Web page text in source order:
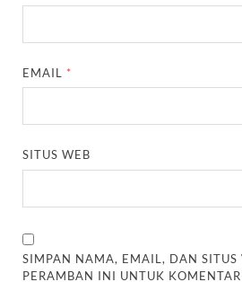
EMAIL *
SITUS WEB
SIMPAN NAMA, EMAIL, DAN SITUS
PERAMBAN INI UNTUK KOMENTAR